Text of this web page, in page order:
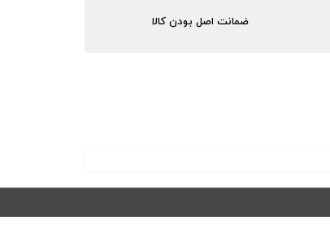
ضمانت اصل بودن کالا